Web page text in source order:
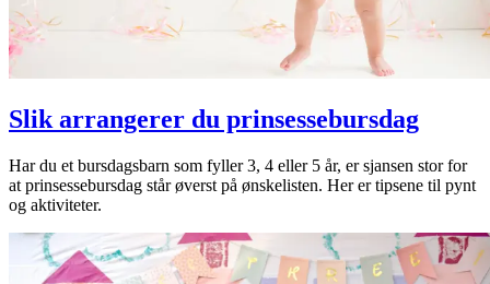
Slik arrangerer du prinsessebursdag
Har du et bursdagsbarn som fyller 3, 4 eller 5 år, er sjansen stor for
at prinsessebursdag står øverst på ønskelisten. Her er tipsene til pynt
og aktiviteter.